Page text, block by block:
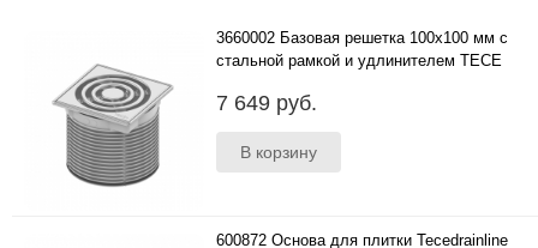
3660002 Базовая решетка 100х100 мм с
стальной рамкой и удлинителем TECE
7 649 руб.
600872 Основа для плитки Tecedrainline